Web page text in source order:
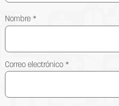
Nombre *
Correo electrónico *